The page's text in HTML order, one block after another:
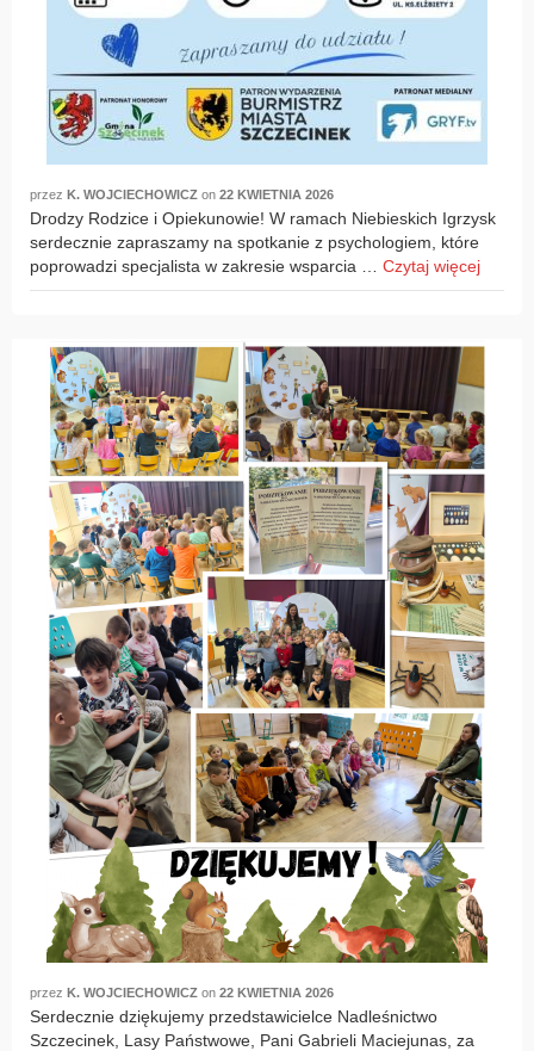
przez K. WOJCIECHOWICZ on 22 KWIETNIA 2026
Drodzy Rodzice i Opiekunowie! W ramach Niebieskich Igrzysk
serdecznie zapraszamy na spotkanie z psychologiem, które
poprowadzi specjalista w zakresie wsparcia … Czytaj więcej
przez K. WOJCIECHOWICZ on 22 KWIETNIA 2026
Serdecznie dziękujemy przedstawicielce Nadleśnictwo
Szczecinek, Lasy Państwowe, Pani Gabrieli Maciejunas, za